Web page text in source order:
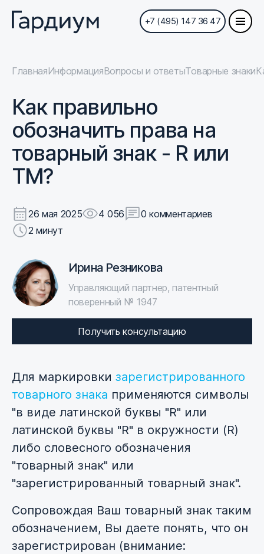
+7 (495) 147 36 47
ГлавнаяИнформацияВопросы и ответыТоварные знаки
Как правильно
обозначить права на
товарный знак - R или
TM?
26 мая 2025 4 056
0 комментариев
2 минут
Ирина Резникова
Управляющий партнер, патентный
поверенный № 1947
Получить консультацию
Для маркировки зарегистрированного
товарного знака применяются символы
"в виде латинской буквы "R" или
латинской буквы "R" в окружности (R)
либо словесного обозначения
"товарный знак" или
"зарегистрированный товарный знак".
Сопровождая Ваш товарный знак таким
обозначением, Вы даете понять, что он
зарегистрирован (внимание: